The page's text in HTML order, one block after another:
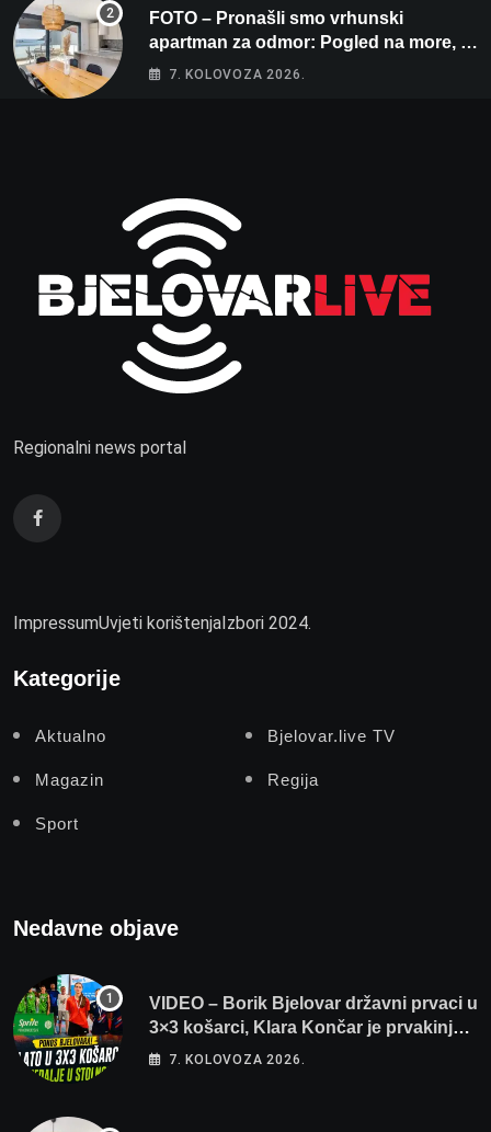
FOTO – Pronašli smo vrhunski
apartman za odmor: Pogled na more, tri
spavaće sobe i terasa koja osvaja
7. KOLOVOZA 2026.
Regionalni news portal
ImpressumUvjeti korištenjaIzbori 2024.
Kategorije
Aktualno Bjelovar.live TV
Magazin Regija
Sport
Nedavne objave
VIDEO – Borik Bjelovar državni prvaci u
3×3 košarci, Klara Končar je prvakinja
Hrvatske u stolnom tenisu!
7. KOLOVOZA 2026.